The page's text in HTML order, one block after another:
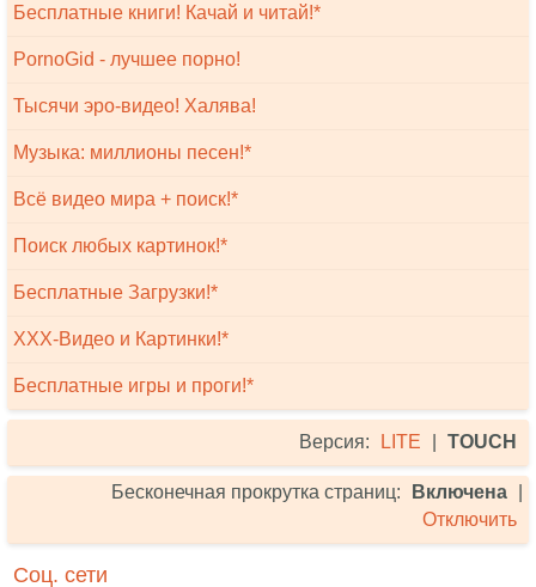
Бесплатные книги! Качай и читай!*
PornoGid - лучшее порно!
Тысячи эро-видео! Халява!
Музыка: миллионы песен!*
Всё видео мира + поиск!*
Поиск любых картинок!*
Бесплатные Загрузки!*
XXX-Видео и Картинки!*
Бесплатные игры и проги!*
Версия: LITE TOUCH
Бесконечная прокрутка страниц: Включена
Отключить
Соц. сети